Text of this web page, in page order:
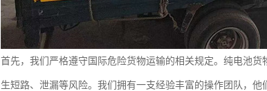
首先，我们严格遵守国际危险货物运输的相关规定。纯电池
生短路、泄漏等风险。我们拥有一支经验丰富的操作团队，